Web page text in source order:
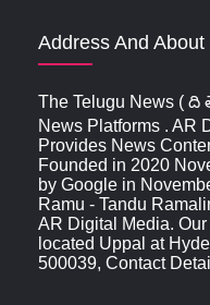
Address And About
The Telugu News ( ది
News Platforms . AR
Provides News
Founded in 2020
by Google in
Ramu - Tandu
AR Digital Media.
located Uppal at
500039, Contact